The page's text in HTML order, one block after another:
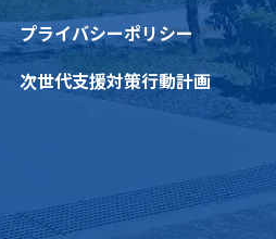
プライバシーポリシー
次世代支援対策行動計画